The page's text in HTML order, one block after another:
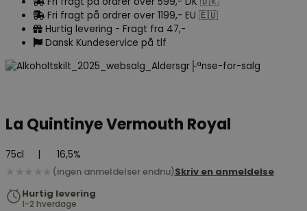
Fri fragt på ordrer over 1199,- EU 🇪🇺
Hurtig levering - Fragt fra 47,-
Dansk Kundeservice på tlf
La Quintinye Vermouth Royal
75cl 16,5%
★★★★★ (ingen anmeldelser endnu)Skriv en anmeldelse
Hurtig levering
1-2 hverdage